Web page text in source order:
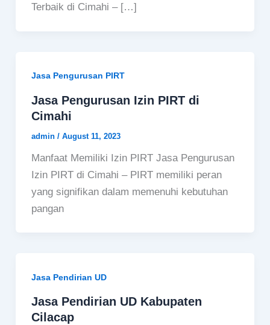
Terbaik di Cimahi – […]
Jasa Pengurusan PIRT
Jasa Pengurusan Izin PIRT di
Cimahi
admin / August 11, 2023
Manfaat Memiliki Izin PIRT Jasa Pengurusan
Izin PIRT di Cimahi – PIRT memiliki peran
yang signifikan dalam memenuhi kebutuhan
pangan
Jasa Pendirian UD
Jasa Pendirian UD Kabupaten
Cilacap